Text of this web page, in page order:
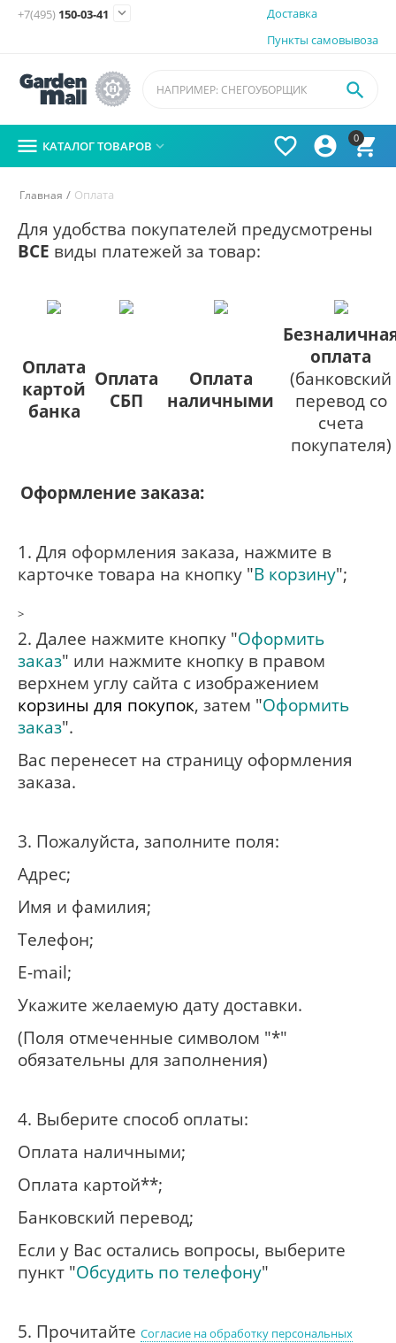
Доставка
Пункты самовывоза
+7(495) 150-03-41 
0




 КАТАЛОГ ТОВАРОВ 
Главная / Оплата
Для удобства покупателей предусмотрены
ВСЕ виды платежей за товар:
Оплата
картой
банка
Оплата
СБП
Оплата
наличными
оплата
(банковский
перевод со
счета
покупателя)
Оформление заказа:
1. Для оформления заказа, нажмите в
карточке товара на кнопку "В корзину";
>
2. Далее нажмите кнопку "Оформить
заказ" или нажмите кнопку в правом
верхнем углу сайта с изображением
корзины для покупок, затем "Оформить
заказ".
Вас перенесет на страницу оформления
заказа.
3. Пожалуйста, заполните поля:
Адрес;
Имя и фамилия;
Телефон;
E-mail;
Укажите желаемую дату доставки.
(Поля отмеченные символом "*"
обязательны для заполнения)
4. Выберите способ оплаты:
Оплата наличными;
Оплата картой**;
Банковский перевод;
Если у Вас остались вопросы, выберите
пункт "Обсудить по телефону"
5. Прочитайте Согласие на обработку персональных